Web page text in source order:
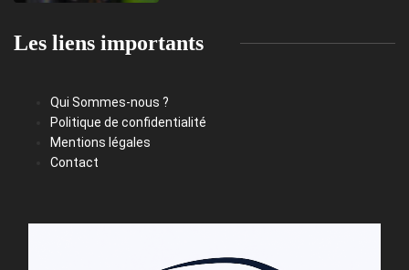
Les liens importants
Qui Sommes-nous ?
Politique de confidentialité
Mentions légales
Contact